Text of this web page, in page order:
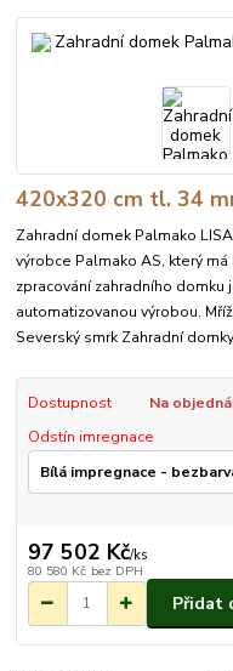
420x320 cm tl. 34
Zahradní domek Palmako
výrobce Palmako AS, který
zpracování zahradního
automatizovanou výrobou.
Severský smrk Zahradní
Dostupnost
Na
Odstín imregnace
97 502 Kč/ks
80 580 Kč bez DPH
Přidat